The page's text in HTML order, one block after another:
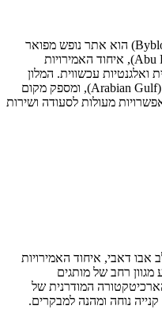
אתר הנופש ביבלוס סור מר (Byblos Sur Mer) הוא אתר נופש מפואר
הממוקם על חוף הים באבו דאבי (Abu Dhabi), איחוד האמירויות
ואלגנטיות עכשווית. המלון
מציע נופים מדהימים של המפרץ הערבי (Arabian Gulf), ומספק מקום
מעולות לסעודה ושירות
אבו דאבי, איחוד האמירויות
הוא מציע מגוון רחב של מותגים
המודרנית של
נוחה ומהנה למבקרים.